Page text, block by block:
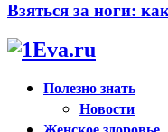
Взяться за ноги:
Полезно знать
Новости